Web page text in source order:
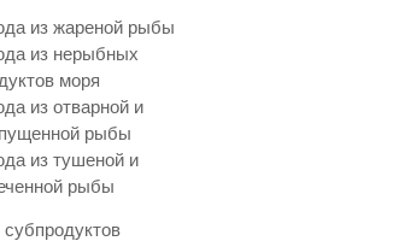
из жареной рыбы
из нерыбных
моря
из отварной и
рыбы
из тушеной и
рыбы